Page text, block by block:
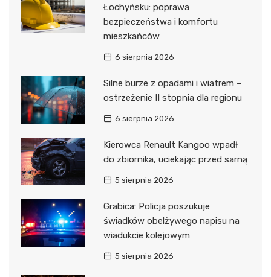
Łochyńsku: poprawa
bezpieczeństwa i komfortu
mieszkańców
6 sierpnia 2026
Silne burze z opadami i wiatrem –
ostrzeżenie II stopnia dla regionu
6 sierpnia 2026
Kierowca Renault Kangoo wpadł
do zbiornika, uciekając przed sarną
5 sierpnia 2026
Grabica: Policja poszukuje
świadków obelżywego napisu na
wiadukcie kolejowym
5 sierpnia 2026